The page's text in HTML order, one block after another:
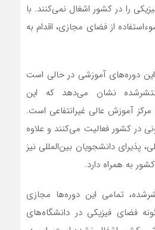
را در کشور اشغال نمی‌کنند. با
از فضای مجازی، اقدام به
دوره‌های آموزشی در حالی است
نشان می‌دهد که این
آموزش عالی غیرانتفاعی است.
در کشور فعالیت می‌کنند و علاوه
پذیرای دانشجویان بین‌المللی نیز
به همراه دارد.
تمامی این دوره‌ها مجازی
فضای فیزیکی در دانشگاه‌های